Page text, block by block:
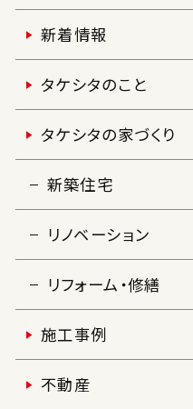
新着情報
タケシタのこと
タケシタの家づくり
新築住宅
リノベーション
リフォーム・修繕
施工事例
不動産